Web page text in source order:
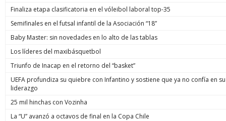
Finaliza etapa clasificatoria en el vóleibol laboral top-35
Semifinales en el futsal infantil de la Asociación “18”
Baby Master: sin novedades en lo alto de las tablas
Los líderes del maxibásquetbol
Triunfo de Inacap en el retorno del “basket”
UEFA profundiza su quiebre con Infantino y sostiene que ya no confía en su
liderazgo
25 mil hinchas con Vozinha
La “U” avanzó a octavos de final en la Copa Chile